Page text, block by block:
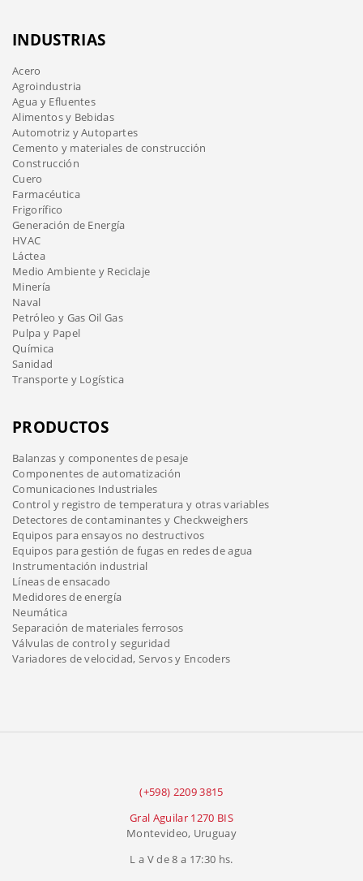
INDUSTRIAS
Acero
Agroindustria
Agua y Efluentes
Alimentos y Bebidas
Automotriz y Autopartes
Cemento y materiales de construcción
Construcción
Cuero
Farmacéutica
Frigorífico
Generación de Energía
HVAC
Láctea
Medio Ambiente y Reciclaje
Minería
Naval
Petróleo y Gas Oil Gas
Pulpa y Papel
Química
Sanidad
Transporte y Logística
PRODUCTOS
Balanzas y componentes de pesaje
Componentes de automatización
Comunicaciones Industriales
Control y registro de temperatura y otras variables
Detectores de contaminantes y Checkweighers
Equipos para ensayos no destructivos
Equipos para gestión de fugas en redes de agua
Instrumentación industrial
Líneas de ensacado
Medidores de energía
Neumática
Separación de materiales ferrosos
Válvulas de control y seguridad
Variadores de velocidad, Servos y Encoders
(+598) 2209 3815
Gral Aguilar 1270 BIS
Montevideo, Uruguay
L a V de 8 a 17:30 hs.